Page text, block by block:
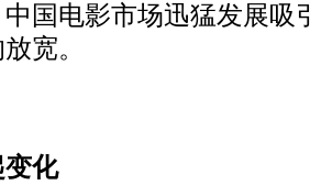
国电影市场迅猛发展吸
宽。
化